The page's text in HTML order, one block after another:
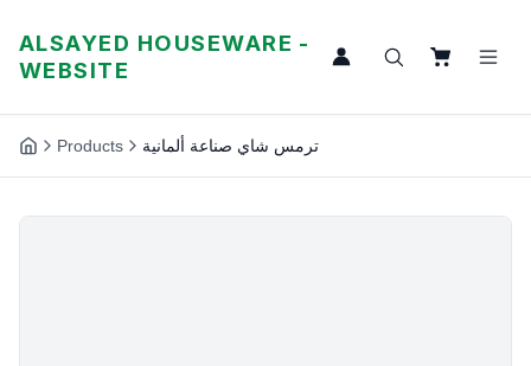
ALSAYED HOUSEWARE -
WEBSITE
Products ترمس شاي صناعة ألمانية